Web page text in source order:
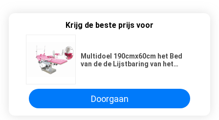
Krijg de beste prijs voor
Multidoel 190cmx60cm het Bed
van de de Lijstbaring van het
Doorgaan